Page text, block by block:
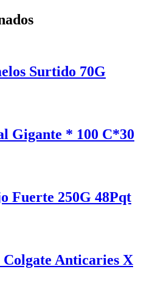
Surtido 70G
Gigante * 100 C*30
Fuerte 250G 48Pqt
Anticaries X